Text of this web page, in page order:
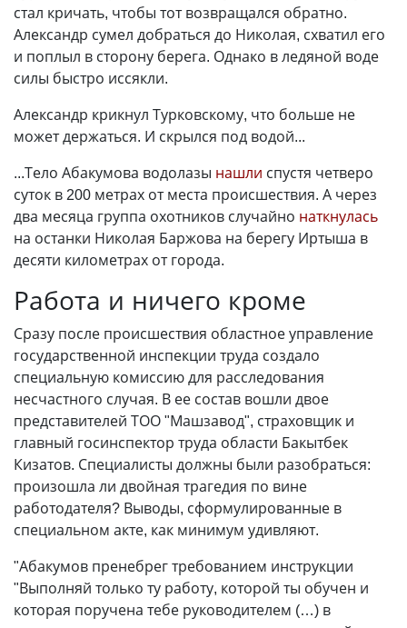
стал кричать, чтобы тот возвращался обратно.
Александр сумел добраться до Николая, схватил его
и поплыл в сторону берега. Однако в ледяной воде
силы быстро иссякли.
Александр крикнул Турковскому, что больше не
может держаться. И скрылся под водой...
...Тело Абакумова водолазы нашли спустя четверо
суток в 200 метрах от места происшествия. А через
два месяца группа охотников случайно наткнулась
на останки Николая Баржова на берегу Иртыша в
десяти километрах от города.
Работа и ничего кроме
Сразу после происшествия областное управление
государственной инспекции труда создало
специальную комиссию для расследования
несчастного случая. В ее состав вошли двое
представителей ТОО "Машзавод", страховщик и
главный госинспектор труда области Бакытбек
Кизатов. Специалисты должны были разобраться:
произошла ли двойная трагедия по вине
работодателя? Выводы, сформулированные в
специальном акте, как минимум удивляют.
"Абакумов пренебрег требованием инструкции
"Выполняй только ту работу, которой ты обучен и
которая поручена тебе руководителем (…) в